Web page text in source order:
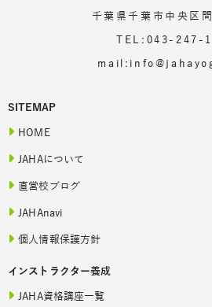
千葉県千葉市中央区
TEL:043-247-
SITEMAP
HOME
JAHAについて
直営校ブログ
JAHAnavi
個人情報保護方針
インストラクター養成
JAHA資格講座一覧